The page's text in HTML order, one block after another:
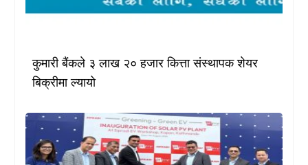
कुमारी बैंकले ३ लाख २० हजार कित्ता संस्थापक शेयर
बिक्रीमा ल्यायो